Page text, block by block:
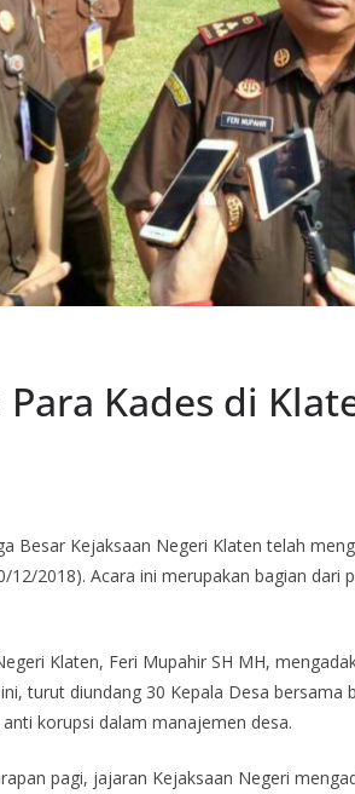
Kades di
Besar Kejaksaan Negeri Klaten telah
12/2018). Acara ini merupakan bagian dari
Klaten, Feri Mupahir SH MH,
turut diundang 30 Kepala Desa bersama
korupsi dalam manajemen desa.
pagi, jajaran Kejaksaan Negeri